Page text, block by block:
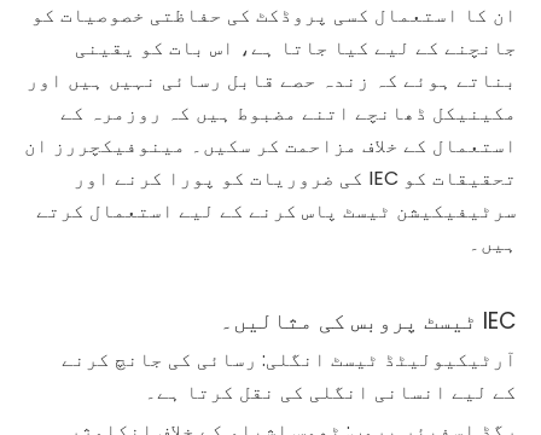
ان کا استعمال کسی پروڈکٹ کی حفاظتی خصوصیات کو
جانچنے کے لیے کیا جاتا ہے، اس بات کو یقینی
بناتے ہوئے کہ زندہ حصے قابل رسائی نہیں ہیں اور
مکینیکل ڈھانچے اتنے مضبوط ہیں کہ روزمرہ کے
استعمال کے خلاف مزاحمت کر سکیں۔ مینوفیکچررز ان
تحقیقات کو IEC کی ضروریات کو پورا کرنے اور
سرٹیفیکیشن ٹیسٹ پاس کرنے کے لیے استعمال کرتے
ہیں۔
IEC ٹیسٹ پروبس کی مثالیں۔
آرٹیکیولیٹڈ ٹیسٹ انگلی: رسائی کی جانچ کرنے
کے لیے انسانی انگلی کی نقل کرتا ہے۔